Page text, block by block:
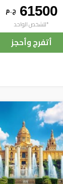
61500 ج . م
*للشخص الواحد
أتفرج وأحجز